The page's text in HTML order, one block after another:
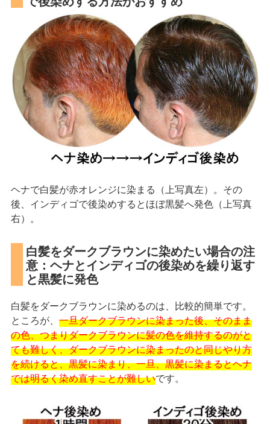
ヘナで白髪が赤オレンジに染まる（上写真左）。その
後、インディゴで後染めするとほぼ黒髪へ発色（上写真
右）。
白髪をダークブラウンに染めたい場合の注
意：ヘナとインディゴの後染めを繰り返す
と黒髪に発色
白髪をダークブラウンに染めるのは、比較的簡単です。
ところが、 一旦ダークブラウンに染まった後、そのまま
の色、つまりダークブラウンに髪の色を維持するのがと
ても難しく、ダークブラウンに染まったのと同じやり方
を続けると、黒髪に染まり、一旦、黒髪に染まるとヘナ
では明るく染め直すことが難しいです。